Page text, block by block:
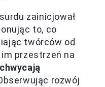
zainicjował
to, co
twórców od
przestrzeń na
rozwój